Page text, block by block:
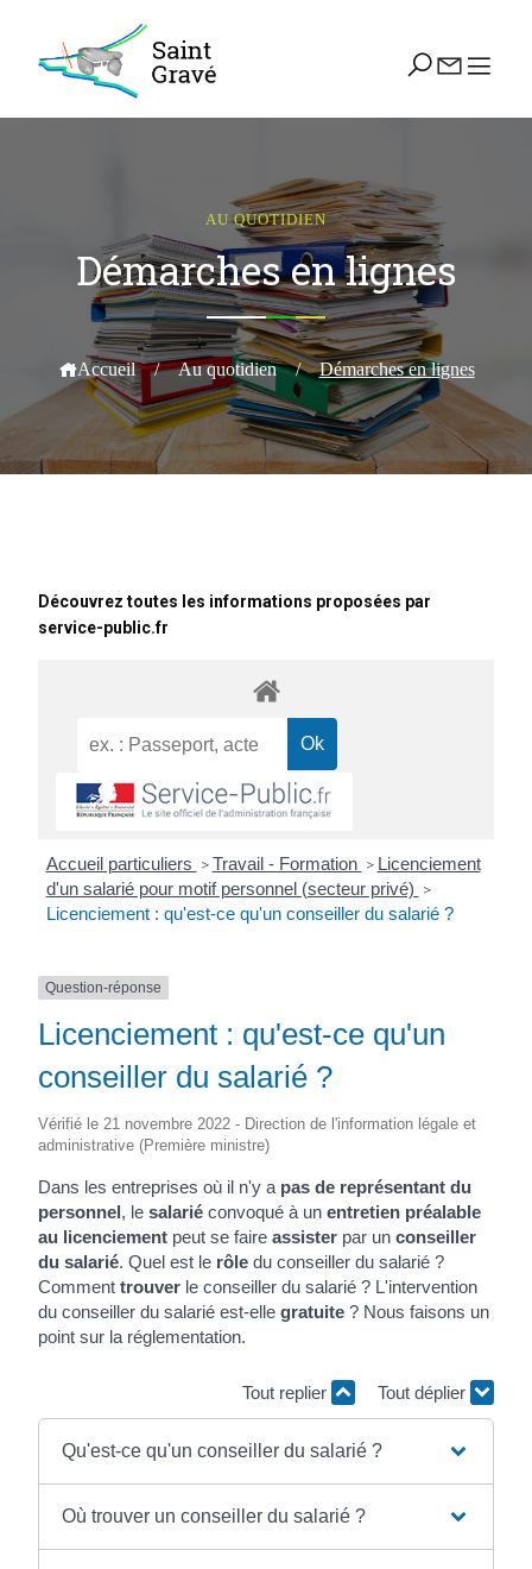
AU QUOTIDIEN
Démarches en lignes
Accueil / Au quotidien / Démarches en lignes
Découvrez toutes les informations proposées par
service-public.fr
Accueil particuliers > Travail - Formation > Licenciement
d'un salarié pour motif personnel (secteur privé) >
Licenciement : qu'est-ce qu'un conseiller du salarié ?
Question-réponse
Licenciement : qu'est-ce qu'un
conseiller du salarié ?
Vérifié le 21 novembre 2022 - Direction de l'information légale et
administrative (Première ministre)
Dans les entreprises où il n'y a pas de représentant du
personnel, le salarié convoqué à un entretien préalable
au licenciement peut se faire assister par un conseiller
du salarié. Quel est le rôle du conseiller du salarié ?
Comment trouver le conseiller du salarié ? L'intervention
du conseiller du salarié est-elle gratuite ? Nous faisons un
point sur la réglementation.
Tout replier Tout déplier
Qu'est-ce qu'un conseiller du salarié ?
Où trouver un conseiller du salarié ?